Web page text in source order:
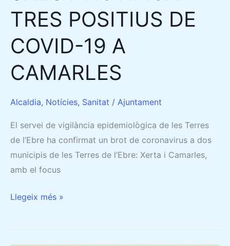
TRES POSITIUS DE
COVID-19 A
CAMARLES
Alcaldia, Notícies, Sanitat / Ajuntament
El servei de vigilància epidemiològica de les Terres
de l’Ebre ha confirmat un brot de coronavirus a dos
municipis de les Terres de l’Ebre: Xerta i Camarles,
amb el focus
Llegeix més »